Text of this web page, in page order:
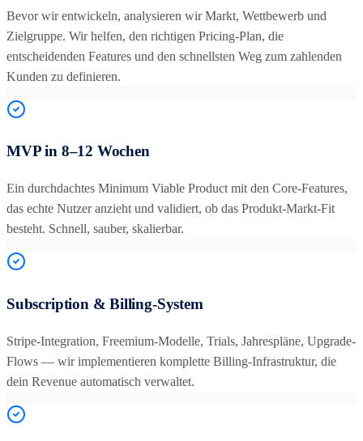
Bevor wir entwickeln, analysieren wir Markt, Wettbewerb und
Zielgruppe. Wir helfen, den richtigen Pricing-Plan, die
entscheidenden Features und den schnellsten Weg zum zahlenden
Kunden zu definieren.
MVP in 8–12 Wochen
Ein durchdachtes Minimum Viable Product mit den Core-Features,
das echte Nutzer anzieht und validiert, ob das Produkt-Markt-Fit
besteht. Schnell, sauber, skalierbar.
Subscription & Billing-System
Stripe-Integration, Freemium-Modelle, Trials, Jahrespläne, Upgrade-
Flows — wir implementieren komplette Billing-Infrastruktur, die
dein Revenue automatisch verwaltet.